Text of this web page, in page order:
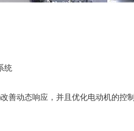
统
善动态响应，并且优化电动机的控制